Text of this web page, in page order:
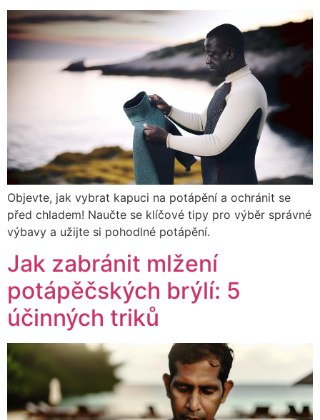
Objevte, jak vybrat kapuci na potápění a ochránit se
před chladem! Naučte se klíčové tipy pro výběr správné
výbavy a užijte si pohodlné potápění.
Jak zabránit mlžení
potápěčských brýlí: 5
účinných triků